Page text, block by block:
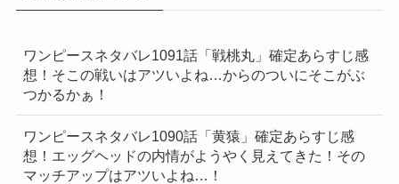
ワンピースネタバレ1091話「戦桃丸」確定あらすじ感
想！そこの戦いはアツいよね…からのついにそこがぶ
つかるかぁ！
ワンピースネタバレ1090話「黄猿」確定あらすじ感
想！エッグヘッドの内情がようやく見えてきた！その
マッチアップはアツいよね…！